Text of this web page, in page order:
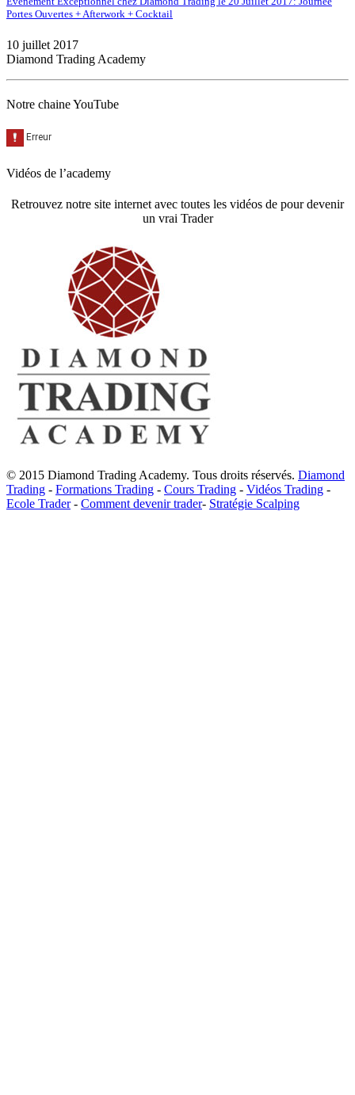
Portes Ouvertes + Afterwork + Cocktail
10 juillet 2017
Diamond Trading Academy
Notre chaine YouTube
Vidéos de l’academy
Retrouvez notre site internet avec toutes les vidéos de pour devenir
un vrai Trader
© 2015 Diamond Trading Academy. Tous droits réservés. Diamond
Trading - Formations Trading - Cours Trading - Vidéos Trading -
Ecole Trader- Comment devenir trader- Stratégie Scalping